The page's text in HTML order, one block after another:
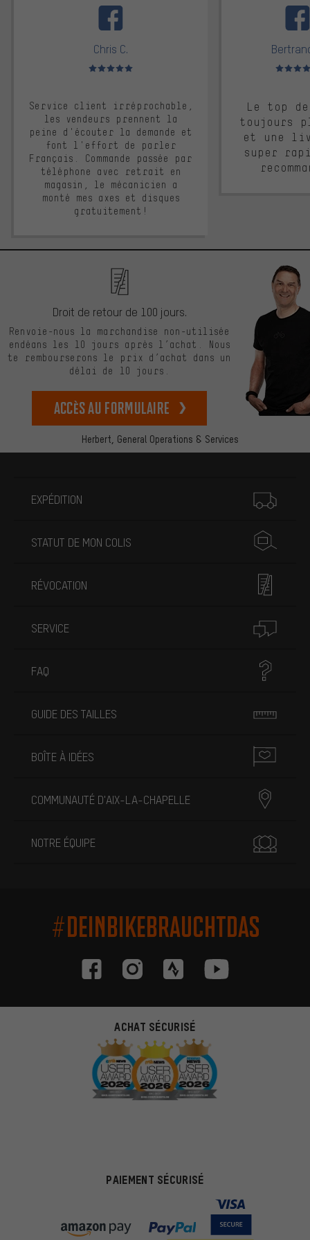
Chris C.
Note moyenne : 5 sur 5
Service client irréprochable,
les vendeurs prennent la
peine d'écouter la demande et
font l'effort de parler
Français. Commande passée par
téléphone avec retrait en
magasin, le mécanicien a
monté mes axes et disques
gratuitement!
Note
Le top
toujours
et une
super
Herbert, General Operations & Services
Droit de retour de 100 jours.
Renvoie-nous la marchandise non-utilisée
endéans les 10 jours après l’achat. Nous
te rembourserons le prix d’achat dans un
délai de 10 jours.
Accès au formulaire
EXPÉDITION
STATUT DE MON COLIS
RÉVOCATION
SERVICE
FAQ
GUIDE DES TAILLES
BOÎTE À IDÉES
COMMUNAUTÉ D'AIX-LA-CHAPELLE
NOTRE ÉQUIPE
#DEINBIKEBRAUCHTDAS
ACHAT SÉCURISÉ
PAIEMENT SÉCURISÉ